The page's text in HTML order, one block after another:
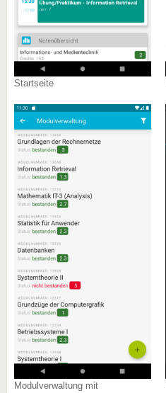
Startseite
Modulverwaltung mit